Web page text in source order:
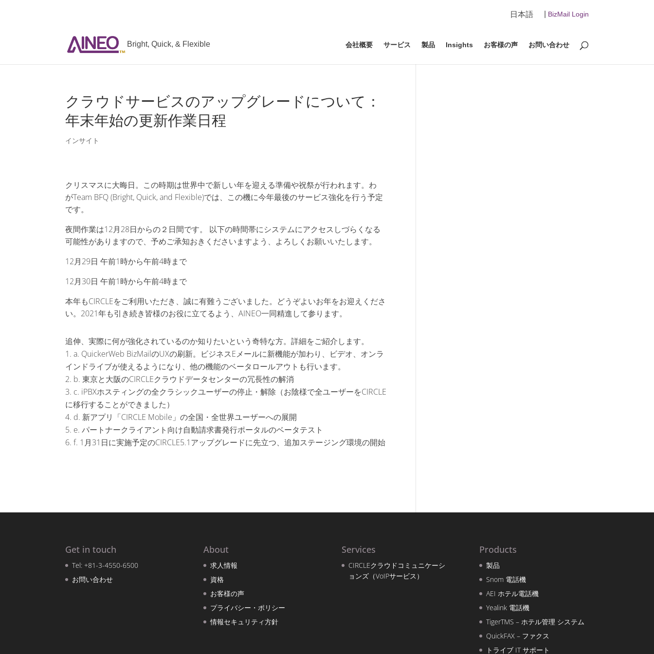
日本語 BizMail Login
Bright, Quick, & Flexible 会社概要 サービス 製品 Insights お客様の声 お問い合わせ
クラウドサービスのアップグレードについて：
年末年始の更新作業日程
インサイト
クリスマスに大晦日。この時期は世界中で新しい年を迎える準備や祝祭が行われます。わ
がTeam BFQ (Bright, Quick, and Flexible)では、この機に今年最後のサービス強化を行う予定
です。
夜間作業は12月28日からの２日間です。 以下の時間帯にシステムにアクセスしづらくなる
可能性がありますので、予めご承知おきくださいますよう、よろしくお願いいたします。
12月29日 午前1時から午前4時まで
12月30日 午前1時から午前4時まで
本年もCIRCLEをご利用いただき、誠に有難うございました。どうぞよいお年をお迎えくださ
い。2021年も引き続き皆様のお役に立てるよう、AINEO一同精進して参ります。
追伸、実際に何が強化されているのか知りたいという奇特な方。詳細をご紹介します。
a. QuickerWeb BizMailのUXの刷新。ビジネスEメールに新機能が加わり、ビデオ、オンラ
インドライブが使えるようになり、他の機能のベータロールアウトも行います。
b. 東京と大阪のCIRCLEクラウドデータセンターの冗長性の解消
c. iPBXホスティングの全クラシックユーザーの停止・解除（お陰様で全ユーザーをCIRCLE
に移行することができました）
d. 新アプリ「CIRCLE Mobile」の全国・全世界ユーザーへの展開
e. パートナークライアント向け自動請求書発行ポータルのベータテスト
f. 1月31日に実施予定のCIRCLE5.1アップグレードに先立つ、追加ステージング環境の開始
Get in touch
Tel: +81-3-4550-6500
お問い合わせ
About
求人情報
資格
お客様の声
プライバシー・ポリシー
情報セキュリティ方針
Services
CIRCLEクラウドコミュニケーシ
ョンズ（VoIPサービス）
Products
製品
Snom 電話機
AEI ホテル電話機
Yealink 電話機
TigerTMS – ホテル管理 システム
QuickFAX – ファクス
トライブ IT サポート